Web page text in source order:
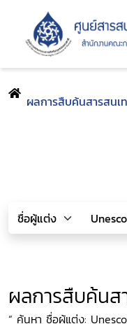
ผลการสืบค้นสารสนเ
ผลการสืบค้นส
“ ค้นหา ชื่อผู้แต่ง: